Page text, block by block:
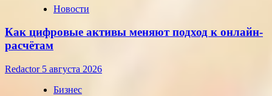
Новости
Как цифровые активы меняют подход к онлайн-
расчётам
Redactor 5 августа 2026
Бизнес